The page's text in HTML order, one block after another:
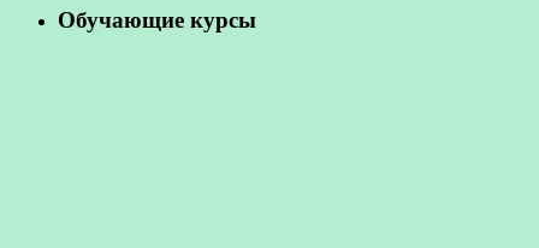
Обучающие курсы